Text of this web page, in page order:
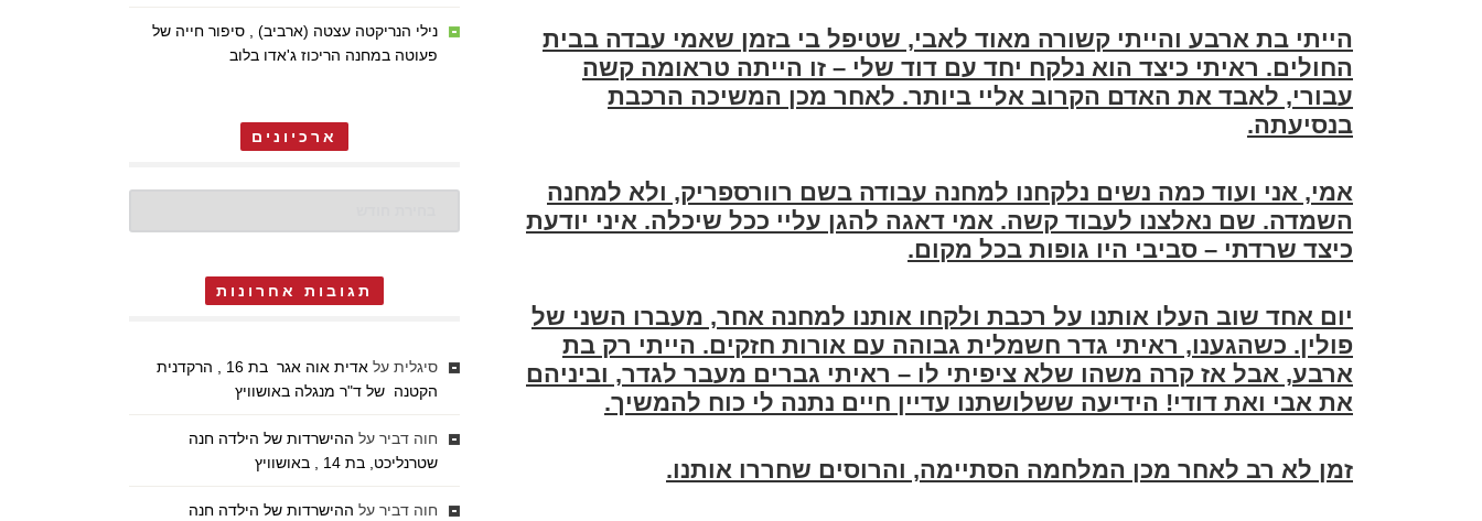
הייתי בת ארבע והייתי קשורה מאוד לאבי, שטיפל בי בזמן שאמי עבדה בבית
החולים. ראיתי כיצד הוא נלקח יחד עם דוד שלי – זו הייתה טראומה קשה
עבורי, לאבד את האדם הקרוב אליי ביותר. לאחר מכן המשיכה הרכבת
בנסיעתה.
אמי, אני ועוד כמה נשים נלקחנו למחנה עבודה בשם רוורספריק, ולא למחנה
השמדה. שם נאלצנו לעבוד קשה. אמי דאגה להגן עליי ככל שיכלה. איני יודעת
כיצד שרדתי – סביבי היו גופות בכל מקום.
יום אחד שוב העלו אותנו על רכבת ולקחו אותנו למחנה אחר, מעברו השני של
פולין. כשהגענו, ראיתי גדר חשמלית גבוהה עם אורות חזקים. הייתי רק בת
ארבע, אבל אז קרה משהו שלא ציפיתי לו – ראיתי גברים מעבר לגדר, וביניהם
את אבי ואת דודי! הידיעה ששלושתנו עדיין חיים נתנה לי כוח להמשיך.
זמן לא רב לאחר מכן המלחמה הסתיימה, והרוסים שחררו אותנו.
נילי הנריקטה עצטה (ארביב) , סיפור חייה של
פעוטה במחנה הריכוז ג'אדו בלוב
ארכיונים
תגובות אחרונות
סיגלית על
אדית אוה אגר בת 16 , הרקדנית
הקטנה של ד"ר מנגלה באושוויץ
חוה דביר על ההישרדות של הילדה חנה
שטרנליכט, בת 14 , באושוויץ
חוה דביר על ההישרדות של הילדה חנה